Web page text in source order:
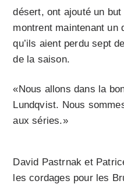
désert, ont ajouté un
montrent maintenant un
qu’ils aient perdu sept
de la saison.
«Nous allons dans la
Lundqvist. Nous
aux séries.»
David Pastrnak et
les cordages pour les